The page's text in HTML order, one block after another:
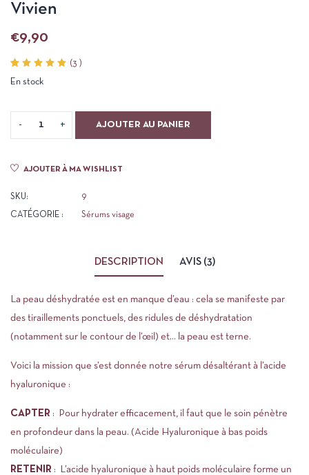
Vivien
€9,90
5.00
sur
notations
(3 )
En stock
AJOUTER AU PANIER
AJOUTER À MA WISHLIST
SKU: 9
CATÉGORIE : Sérums visage
DESCRIPTION AVIS (3)
La peau déshydratée est en manque d’eau : cela se manifeste par
des tiraillements ponctuels, des ridules de déshydratation
(notamment sur le contour de l’œil) et… la peau est terne.
Voici la mission que s’est donnée notre sérum désaltérant à l’acide
hyaluronique :
CAPTER : Pour hydrater efficacement, il faut que le soin pénètre
en profondeur dans la peau. (Acide Hyaluronique à bas poids
moléculaire)
RETENIR : L’acide hyaluronique à haut poids moléculaire forme un